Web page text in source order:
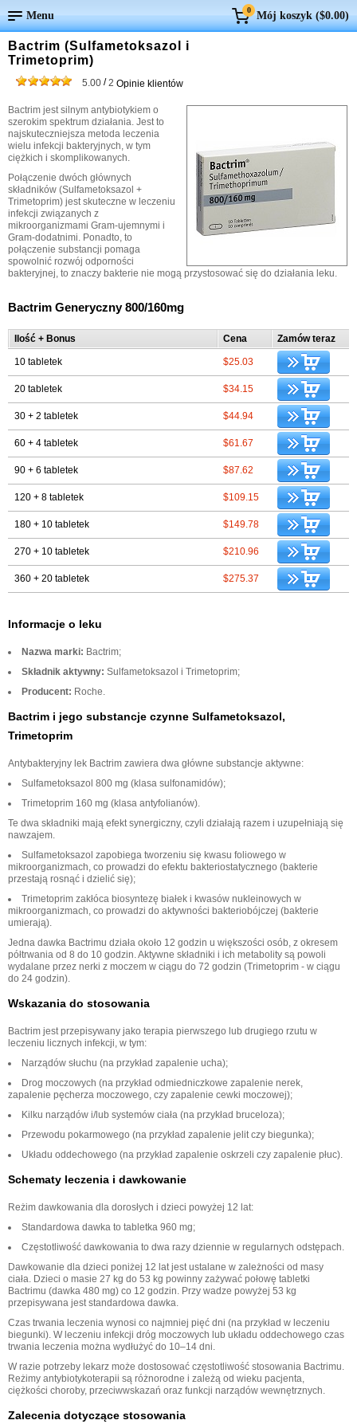
Menu 0 Mój koszyk ($0.00)
Bactrim (Sulfametoksazol i
Trimetoprim)
5.00 /2 Opinie klientów
Bactrim jest silnym antybiotykiem o
szerokim spektrum działania. Jest to
najskuteczniejsza metoda leczenia
wielu infekcji bakteryjnych, w tym
ciężkich i skomplikowanych.
Połączenie dwóch głównych
składników (Sulfametoksazol +
Trimetoprim) jest skuteczne w leczeniu
infekcji związanych z
mikroorganizmami Gram-ujemnymi i
Gram-dodatnimi. Ponadto, to
połączenie substancji pomaga
spowolnić rozwój odporności
bakteryjnej, to znaczy bakterie nie mogą przystosować się do działania leku.
Bactrim Generyczny 800/160mg
Ilość + Bonus Cena Zamów teraz
10 tabletek $25.03
20 tabletek $34.15
30 + 2 tabletek $44.94
60 + 4 tabletek $61.67
90 + 6 tabletek $87.62
120 + 8 tabletek $109.15
180 + 10 tabletek $149.78
270 + 10 tabletek $210.96
360 + 20 tabletek $275.37
Informacje o leku
Nazwa marki: Bactrim;
Składnik aktywny: Sulfametoksazol i Trimetoprim;
Producent: Roche.
Bactrim i jego substancje czynne Sulfametoksazol,
Trimetoprim
Antybakteryjny lek Bactrim zawiera dwa główne substancje aktywne:
Sulfametoksazol 800 mg (klasa sulfonamidów);
Trimetoprim 160 mg (klasa antyfolianów).
Te dwa składniki mają efekt synergiczny, czyli działają razem i uzupełniają się
nawzajem.
Sulfametoksazol zapobiega tworzeniu się kwasu foliowego w
mikroorganizmach, co prowadzi do efektu bakteriostatycznego (bakterie
przestają rosnąć i dzielić się);
Trimetoprim zakłóca biosyntezę białek i kwasów nukleinowych w
mikroorganizmach, co prowadzi do aktywności bakteriobójczej (bakterie
umierają).
Jedna dawka Bactrimu działa około 12 godzin u większości osób, z okresem
półtrwania od 8 do 10 godzin. Aktywne składniki i ich metabolity są powoli
wydalane przez nerki z moczem w ciągu do 72 godzin (Trimetoprim - w ciągu
do 24 godzin).
Wskazania do stosowania
Bactrim jest przepisywany jako terapia pierwszego lub drugiego rzutu w
leczeniu licznych infekcji, w tym:
Narządów słuchu (na przykład zapalenie ucha);
Drog moczowych (na przykład odmiedniczkowe zapalenie nerek,
zapalenie pęcherza moczowego, czy zapalenie cewki moczowej);
Kilku narządów i/lub systemów ciała (na przykład bruceloza);
Przewodu pokarmowego (na przykład zapalenie jelit czy biegunka);
Układu oddechowego (na przykład zapalenie oskrzeli czy zapalenie płuc).
Schematy leczenia i dawkowanie
Reżim dawkowania dla dorosłych i dzieci powyżej 12 lat:
Standardowa dawka to tabletka 960 mg;
Częstotliwość dawkowania to dwa razy dziennie w regularnych odstępach.
Dawkowanie dla dzieci poniżej 12 lat jest ustalane w zależności od masy
ciała. Dzieci o masie 27 kg do 53 kg powinny zażywać połowę tabletki
Bactrimu (dawka 480 mg) co 12 godzin. Przy wadze powyżej 53 kg
przepisywana jest standardowa dawka.
Czas trwania leczenia wynosi co najmniej pięć dni (na przykład w leczeniu
biegunki). W leczeniu infekcji dróg moczowych lub układu oddechowego czas
trwania leczenia można wydłużyć do 10–14 dni.
W razie potrzeby lekarz może dostosować częstotliwość stosowania Bactrimu.
Reżimy antybiotykoterapii są różnorodne i zależą od wieku pacjenta,
ciężkości choroby, przeciwwskazań oraz funkcji narządów wewnętrznych.
Zalecenia dotyczące stosowania